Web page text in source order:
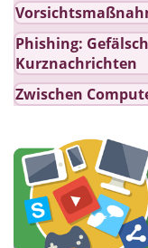
Phishing:
Kurznachrichten
Zwischen